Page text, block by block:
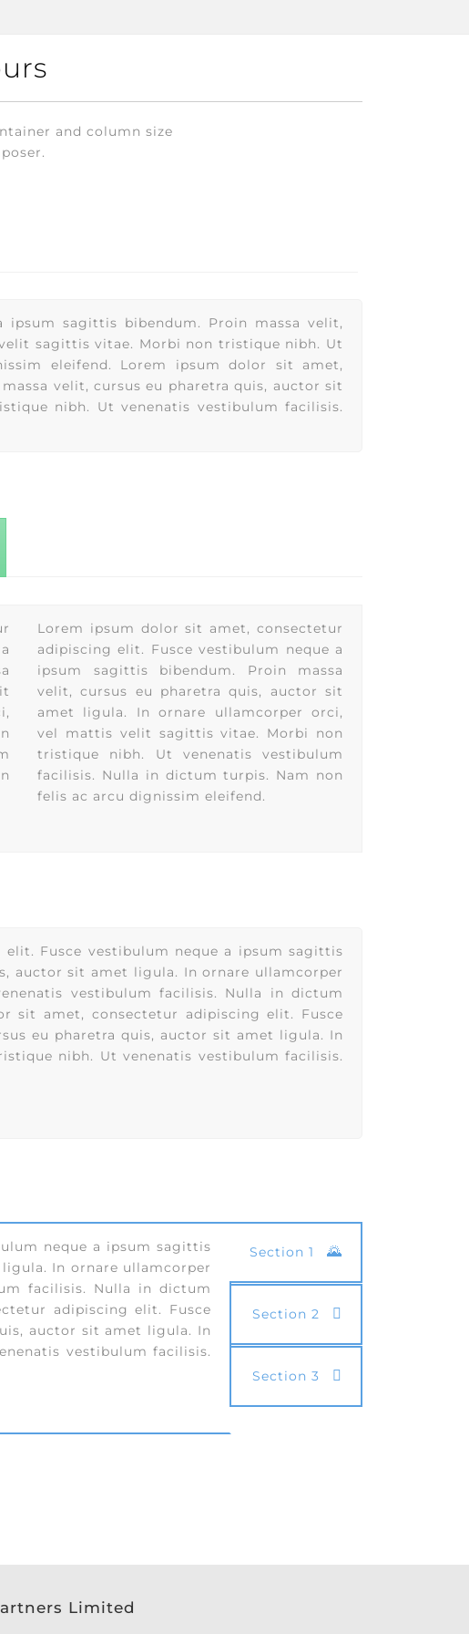
and column size
sagittis bibendum. Proin massa velit,
sagittis vitae. Morbi non tristique nibh. Ut
eleifend. Lorem ipsum dolor sit amet,
velit, cursus eu pharetra quis, auctor sit
nibh. Ut venenatis vestibulum facilisis.
Lorem ipsum dolor sit amet, consectetur
adipiscing elit. Fusce vestibulum neque a
ipsum sagittis bibendum. Proin massa
velit, cursus eu pharetra quis, auctor sit
amet ligula. In ornare ullamcorper orci,
vel mattis velit sagittis vitae. Morbi non
tristique nibh. Ut venenatis vestibulum
facilisis. Nulla in dictum turpis. Nam non
felis ac arcu dignissim eleifend.
Fusce vestibulum neque a ipsum sagittis
auctor sit amet ligula. In ornare ullamcorper
vestibulum facilisis. Nulla in dictum
sit amet, consectetur adipiscing elit. Fusce
eu pharetra quis, auctor sit amet ligula. In
nibh. Ut venenatis vestibulum facilisis.
neque a ipsum sagittis
In ornare ullamcorper
facilisis. Nulla in dictum
adipiscing elit. Fusce
auctor sit amet ligula. In
vestibulum facilisis.
Section 1
Section 2
Section 3
Limited